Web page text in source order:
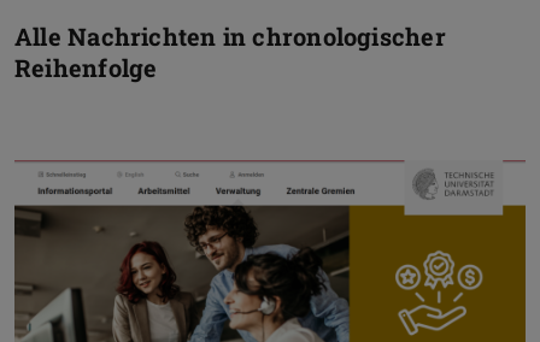
Alle Nachrichten in chronologischer
Reihenfolge